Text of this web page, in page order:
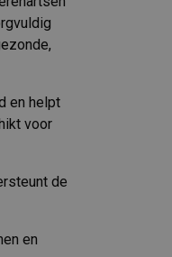
en helpt
voor
de
en